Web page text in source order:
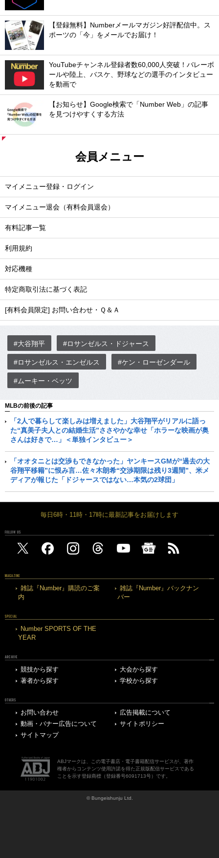
【登録無料】Numberメールマガジン好評配信中。ス
ポーツの「今」をメールでお届け！
YouTubeチャンネル登録者数60,000人突破！バレーボ
ールや陸上、バスケ、野球などの選手のインタビュー
を動画で
【お知らせ】Google検索で「Number Web」の記事
を見つけやすくする方法
会員メニュー
マイメニュー登録・ログイン
マイメニュー退会（有料会員退会）
有料記事一覧
利用規約
対応機種
特定商取引法に基づく表記
[有料会員限定] お問い合わせ・Ｑ＆Ａ
#大谷翔平 #ロサンゼルス・ドジャース
#ロサンゼルス・エンゼルス #ケン・ローゼンダール
#ムーキー・ベッツ
MLBの前後の記事
「2人で暮らして楽しみは増えました」大谷翔平がリアルに語っ
た“真美子夫人との結婚生活”ささやかな幸せ「ホラーな映画が奥
さんは好きで…」＜単独インタビュー＞
「オオタニとは交渉もできなかった」ヤンキースGMが“過去の大
谷翔平移籍”に恨み言…佐々木朗希“交渉期限は残り3週間”、米メ
ディアが報じた「ドジャースではない…本気の2球団」
毎日6時・11時・17時に最新記事をお届けします
FOLLOW US
MAGAZINE
雑誌『Number』購読のご案
内
雑誌『Number』バックナン
バー
SPECIAL
Number SPORTS OF THE
YEAR
ARCHIVE
競技から探す
大会から探す
著者から探す
学校から探す
OTHERS
お問い合わせ
広告掲載について
動画・バナー広告について
サイトポリシー
サイトマップ
ABJマークは、この電子書店・電子書籍配信サービスが、著作
権者からコンテンツ使用許諾を得た正規版配信サービスである
ことを示す登録商標（登録番号6091713号）です。
© Bungeishunju Ltd.